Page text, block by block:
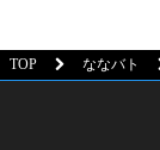
TOP ななバト